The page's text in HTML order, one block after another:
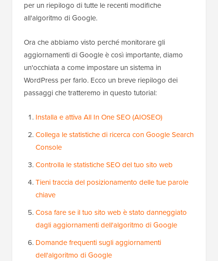
per un riepilogo di tutte le recenti modifiche
all'algoritmo di Google.
Ora che abbiamo visto perché monitorare gli
aggiornamenti di Google è così importante, diamo
un'occhiata a come impostare un sistema in
WordPress per farlo. Ecco un breve riepilogo dei
passaggi che tratteremo in questo tutorial:
Installa e attiva All In One SEO (AIOSEO)
Collega le statistiche di ricerca con Google Search
Console
Controlla le statistiche SEO del tuo sito web
Tieni traccia del posizionamento delle tue parole
chiave
Cosa fare se il tuo sito web è stato danneggiato
dagli aggiornamenti dell'algoritmo di Google
Domande frequenti sugli aggiornamenti
dell'algoritmo di Google